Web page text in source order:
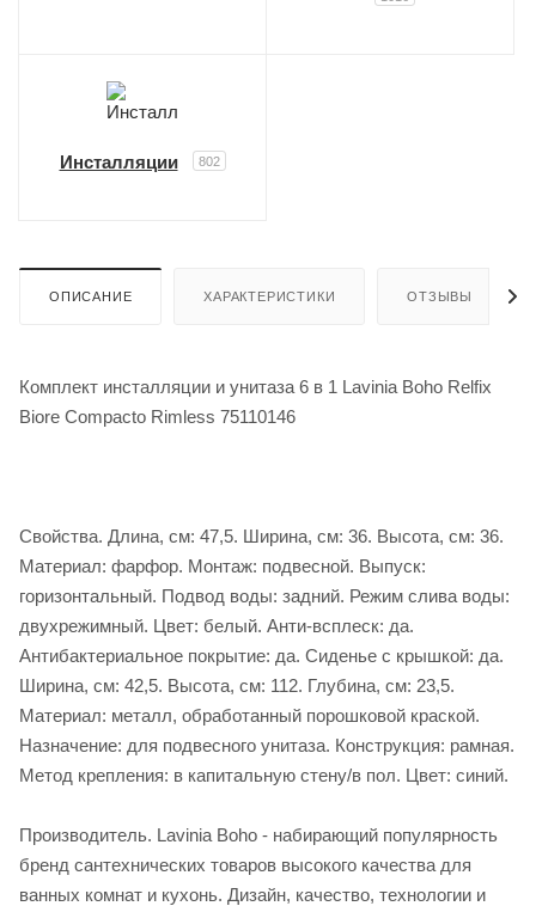
Инсталляции 802
ОПИСАНИЕ ХАРАКТЕРИСТИКИ ОТЗЫВЫ
Комплект инсталляции и унитаза 6 в 1 Lavinia Boho Relfix
Biore Compacto Rimless 75110146
Свойства. Длина, см: 47,5. Ширина, см: 36. Высота, см: 36.
Материал: фарфор. Монтаж: подвесной. Выпуск:
горизонтальный. Подвод воды: задний. Режим слива воды:
двухрежимный. Цвет: белый. Анти-всплеск: да.
Антибактериальное покрытие: да. Сиденье c крышкой: да.
Ширина, см: 42,5. Высота, см: 112. Глубина, см: 23,5.
Материал: металл, обработанный порошковой краской.
Назначение: для подвесного унитаза. Конструкция: рамная.
Метод крепления: в капитальную стену/в пол. Цвет: синий.
Производитель. Lavinia Boho - набирающий популярность
бренд сантехнических товаров высокого качества для
ванных комнат и кухонь. Дизайн, качество, технологии и